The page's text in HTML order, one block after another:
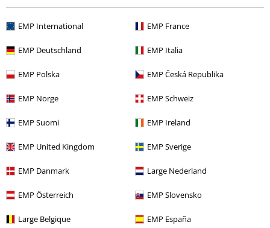
EMP International EMP France
EMP Deutschland EMP Italia
EMP Polska EMP Česká Republika
EMP Norge EMP Schweiz
EMP Suomi EMP Ireland
EMP United Kingdom EMP Sverige
EMP Danmark Large Nederland
EMP Österreich EMP Slovensko
Large Belgique EMP España
More categories. More options.
Kläder & accessoarer Klänningar
Teman Rockabilly Klänningar
Teman Rockabilly Rockabilly Tjejer
Teman Svarta kläder Svarta klänningar
Klädmärken
15% rabatt när du registrerar dig för vårt